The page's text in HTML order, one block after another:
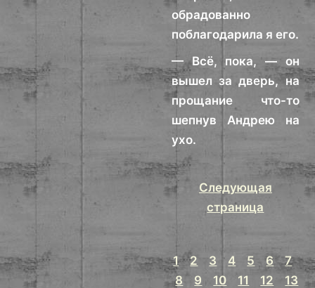
обрадованно
поблагодарила я его.
— Всё, пока, — он
вышел за дверь, на
прощание что-то
шепнув Андрею на
ухо.
Следующая
страница
1 2 3 4 5 6
7
8
9 10 11 12
13